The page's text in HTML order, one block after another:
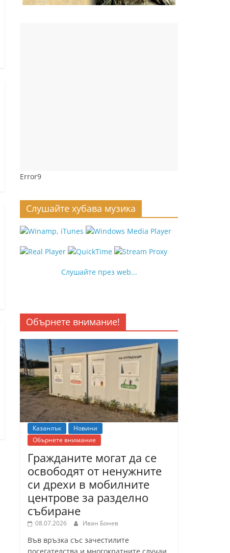
Error9
Слушайте хубава музика
Слушайте през web...
Обърнете внимание!
Казанлък
Новини
Обърнете внимание
Гражданите могат да се
освободят от ненужните
си дрехи в мобилните
центрове за разделно
събиране
08.07.2026 Иван Бонев
Във връзка със зачестилите